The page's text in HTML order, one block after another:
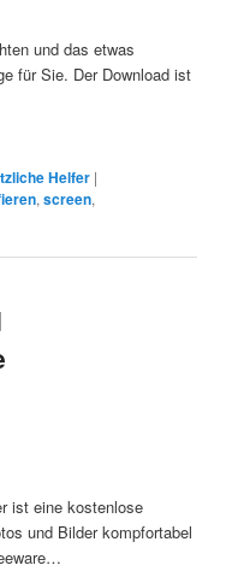
und das etwas
für Sie. Der Download ist
Helfer |
,screen,
ist eine kostenlose
und Bilder kompfortabel